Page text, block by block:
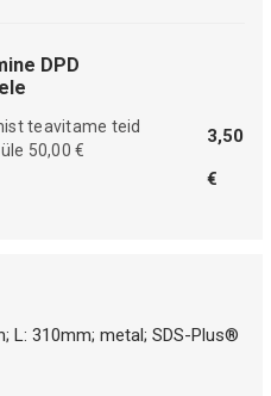
DPD
teavitame teid
50,00 €
3,50
€
L: 310mm; metal; SDS-Plus®